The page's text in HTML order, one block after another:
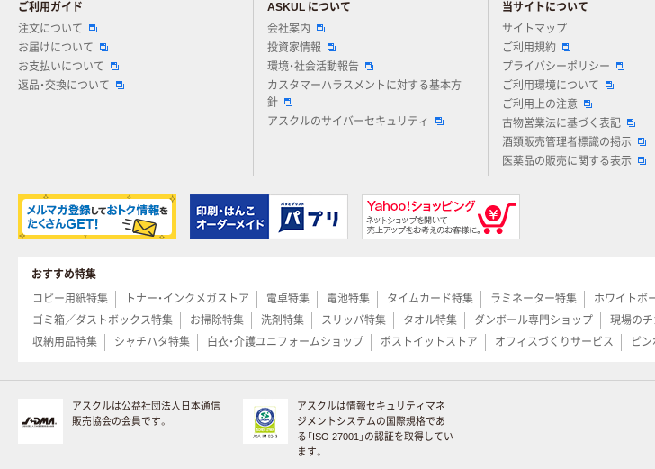
ご利用ガイド
注文について
お届けについて
お支払いについて
返品・交換について
ASKUL について
会社案内
投資家情報
環境・社会活動報告
カスタマーハラスメントに対する基本方
針
アスクルのサイバーセキュリティ
当サイトについて
サイトマップ
ご利用規約
プライバシーポリシー
ご利用環境について
ご利用上の注意
古物営業法に基づく表記
酒類販売管理者標識の掲示
医薬品の販売に関する表示
おすすめ特集
コピー用紙特集
トナー・インクメガストア 電卓特集 電池特集 タイムカード特集 ラミネーター特集 ホワイトボ
ゴミ箱／ダストボックス特集
お掃除特集 洗剤特集 スリッパ特集 タオル特集 ダンボール専門ショップ 現場のチ
収納用品特集
シャチハタ特集 白衣・介護ユニフォームショップ ポストイットストア オフィスづくりサービス ピ
アスクルは公益社団法人日本通信
販売協会の会員です。
アスクルは情報セキュリティマネ
ジメントシステムの国際規格であ
る「ISO 27001」の認証を取得してい
ます。